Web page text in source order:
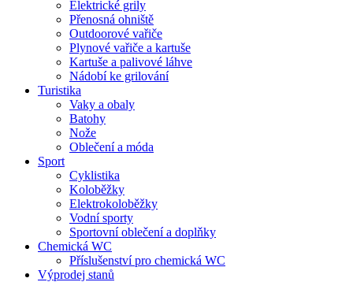
Elektrické grily
Přenosná ohniště
Outdoorové vařiče
Plynové vařiče a kartuše
Kartuše a palivové láhve
Nádobí ke grilování
Turistika
Vaky a obaly
Batohy
Nože
Oblečení a móda
Sport
Cyklistika
Koloběžky
Elektrokoloběžky
Vodní sporty
Sportovní oblečení a doplňky
Chemická WC
Příslušenství pro chemická WC
Výprodej stanů